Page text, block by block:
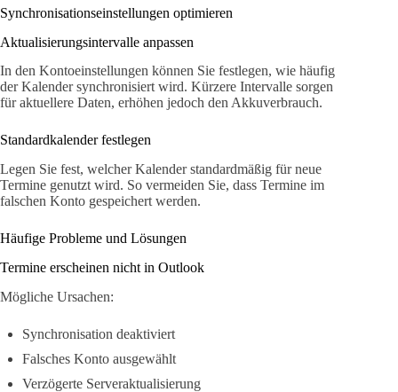
Synchronisationseinstellungen optimieren
Aktualisierungsintervalle anpassen
In den Kontoeinstellungen können Sie festlegen, wie häufig
der Kalender synchronisiert wird. Kürzere Intervalle sorgen
für aktuellere Daten, erhöhen jedoch den Akkuverbrauch.
Standardkalender festlegen
Legen Sie fest, welcher Kalender standardmäßig für neue
Termine genutzt wird. So vermeiden Sie, dass Termine im
falschen Konto gespeichert werden.
Häufige Probleme und Lösungen
Termine erscheinen nicht in Outlook
Mögliche Ursachen:
Synchronisation deaktiviert
Falsches Konto ausgewählt
Verzögerte Serveraktualisierung